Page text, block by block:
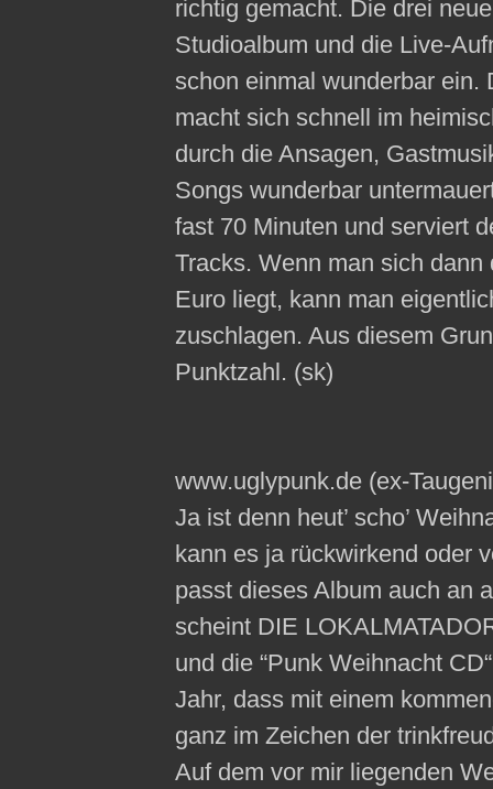
richtig gemacht. Die drei
Studioalbum und die Live-
schon einmal wunderbar ein.
macht sich schnell im
durch die Ansagen,
Songs wunderbar
fast 70 Minuten und serviert
Tracks. Wenn man sich
Euro liegt, kann man
zuschlagen. Aus diesem
Punktzahl. (sk)
www.uglypunk.de (ex-
Ja ist denn heut’ scho’
kann es ja rückwirkend oder
passt dieses Album auch an
scheint DIE
und die “Punk Weihnacht
Jahr, dass mit einem
ganz im Zeichen der
Auf dem vor mir liegenden